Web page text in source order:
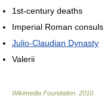
1st-century deaths
Imperial Roman consuls
Julio-Claudian Dynasty
Valerii
Wikimedia Foundation 2010